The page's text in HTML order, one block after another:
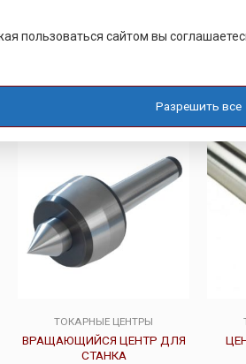
ТОКАРНЫЕ ЦЕНТРЫ
ВРАЩАЮЩИЙСЯ ЦЕНТР ДЛЯ
СТАНКА
пользоваться сайтом вы
Разрешить все